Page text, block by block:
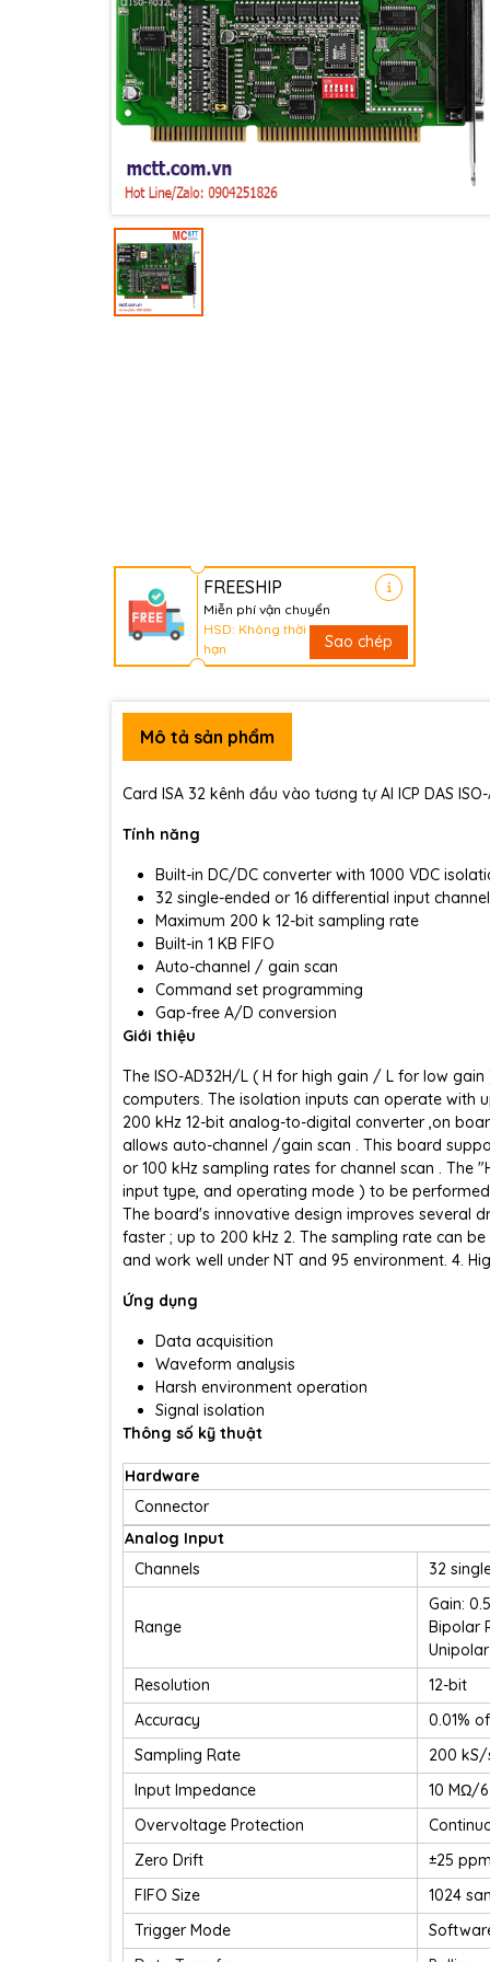
FREESHIP
Miễn phí vận chuyển
HSD: Không thời
hạn
Sao chép
Mô tả sản phẩm
Card ISA 32 kênh đầu vào tương tự AI ICP DAS ISO-
Tính năng
Built-in DC/DC converter with 1000 VDC
32 single-ended or 16 differential input
Maximum 200 k 12-bit sampling rate
Built-in 1 KB FIFO
Auto-channel / gain scan
Command set programming
Gap-free A/D conversion
Giới thiệu
The ISO-AD32H/L ( H for high gain / L for low
computers. The isolation inputs can operate with
200 kHz 12-bit analog-to-digital converter ,on
allows auto-channel /gain scan . This board
or 100 kHz sampling rates for channel scan . The
input type, and operating mode ) to be
The board's innovative design improves several
faster ; up to 200 kHz 2. The sampling rate can
and work well under NT and 95 environment. 4.
Ứng dụng
Data acquisition
Waveform analysis
Harsh environment operation
Signal isolation
Thông số kỹ thuật
Hardware
Connector
Analog Input
Channels
32
Range
Gain:
Bipolar
Unipolar
Resolution
12-bit
Accuracy
0.01% of
Sampling Rate
200 kS/
Input Impedance
10 MΩ/
Overvoltage Protection
Zero Drift
±25
FIFO Size
1024
Trigger Mode